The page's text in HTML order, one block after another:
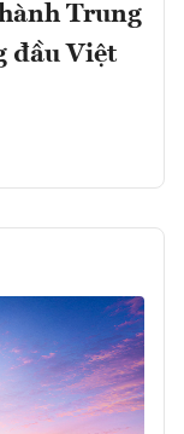
Trung
đầu Việt